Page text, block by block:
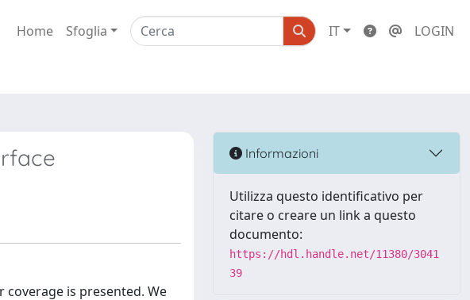
Home Sfoglia IT LOGIN
is presented. We
Informazioni
Utilizza questo identificativo per
citare o creare un link a questo
documento:
https://hdl.handle.net/11380/3041
39